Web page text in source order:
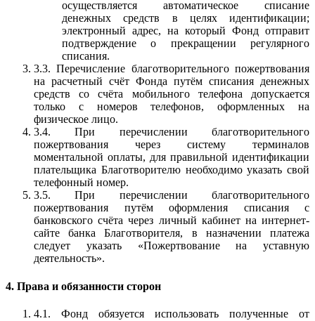
осуществляется автоматическое списание
денежных средств в целях идентификации;
электронный адрес, на который Фонд отправит
подтверждение о прекращении регулярного
списания.
3.3. Перечисление благотворительного пожертвования
на расчетный счёт Фонда путём списания денежных
средств со счёта мобильного телефона допускается
только с номеров телефонов, оформленных на
физическое лицо.
3.4. При перечислении благотворительного
пожертвования через систему терминалов
моментальной оплаты, для правильной идентификации
плательщика Благотворителю необходимо указать свой
телефонный номер.
3.5. При перечислении благотворительного
пожертвования путём оформления списания с
банковского счёта через личный кабинет на интернет-
сайте банка Благотворителя, в назначении платежа
следует указать «Пожертвование на уставную
деятельность».
4. Права и обязанности сторон
4.1. Фонд обязуется использовать полученные от